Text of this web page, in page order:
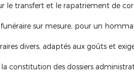
le transfert et le rapatriement de
sur mesure, pour un
divers, adaptés aux goûts et
constitution des dossiers